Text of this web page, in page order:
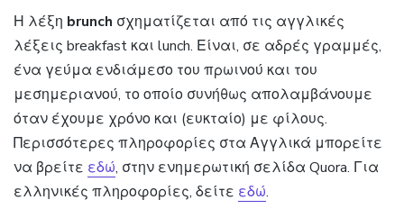
Η λέξη brunch σχηματίζεται από τις αγγλικές
λέξεις breakfast και lunch. Είναι, σε αδρές γραμμές,
ένα γεύμα ενδιάμεσο του πρωινού και του
μεσημεριανού, το οποίο συνήθως απολαμβάνουμε
όταν έχουμε χρόνο και (ευκταίο) με φίλους.
Περισσότερες πληροφορίες στα Αγγλικά μπορείτε
να βρείτε εδώ, στην ενημερωτική σελίδα Quora. Για
ελληνικές πληροφορίες, δείτε εδώ.